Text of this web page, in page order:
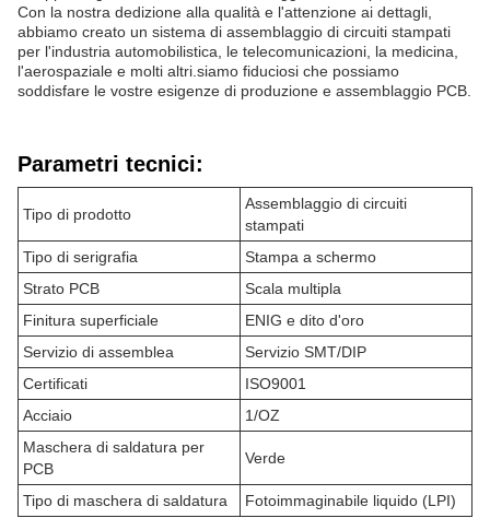
Con la nostra dedizione alla qualità e l'attenzione ai dettagli,
abbiamo creato un sistema di assemblaggio di circuiti stampati
per l'industria automobilistica, le telecomunicazioni, la medicina,
l'aerospaziale e molti altri.siamo fiduciosi che possiamo
soddisfare le vostre esigenze di produzione e assemblaggio PCB.
Parametri tecnici:
Tipo di prodotto
Assemblaggio di circuiti
stampati
Tipo di serigrafia
Stampa a schermo
Strato PCB
Scala multipla
Finitura superficiale
ENIG e dito d'oro
Servizio di assemblea
Servizio SMT/DIP
Certificati
ISO9001
Acciaio
1/OZ
Maschera di saldatura per
PCB
Verde
Tipo di maschera di saldatura Fotoimmaginabile liquido (LPI)